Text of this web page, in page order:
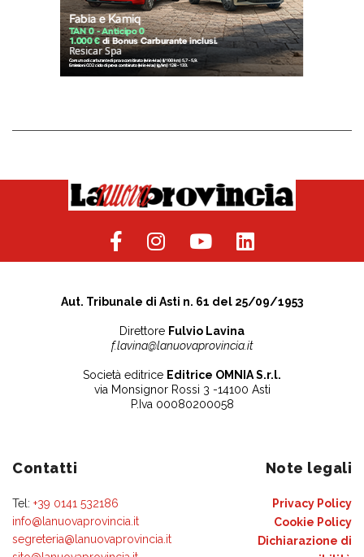
Aut. Tribunale di Asti n. 61 del 25/09/1953
Direttore Fulvio Lavina
f.lavina@lanuovaprovincia.it
Società editrice Editrice OMNIA S.r.l.
via Monsignor Rossi 3 -14100 Asti
P.Iva 00080200058
Contatti
Tel: +39 0141 532186
info@lanuovaprovincia.it
segreteria@lanuovaprovincia.it
Note legali
Privacy Policy
Cookie Policy
Dichiarazione di